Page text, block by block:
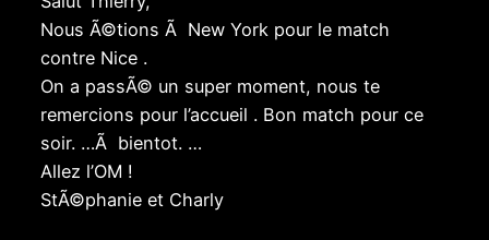
Nous Ã©tions Ã New York pour le match
contre Nice .
On a passÃ© un super moment, nous te
remercions pour l’accueil . Bon match pour ce
soir. …Ã bientot. …
Allez l’OM !
StÃ©phanie et Charly